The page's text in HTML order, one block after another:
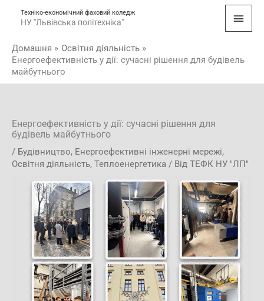
Техніко-економічний фаховий коледж
НУ "Львівська політехніка"
Домашня
Освітня діяльність
Енергоефективність у дії: сучасні рішення для будівель
майбутнього
Енергоефективність у дії: сучасні рішення для
будівель майбутнього
/ Будівництво, Енергоефективні інженерні мережі,
Освітня діяльність, Теплоенергетика / Від ТЕФК НУ "ЛП"